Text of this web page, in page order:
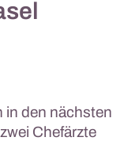
in den nächsten
Chefärzte